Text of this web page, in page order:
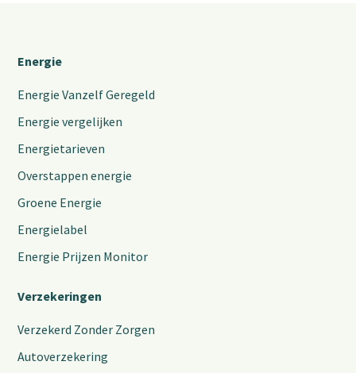
Energie
Energie Vanzelf Geregeld
Energie vergelijken
Energietarieven
Overstappen energie
Groene Energie
Energielabel
Energie Prijzen Monitor
Verzekeringen
Verzekerd Zonder Zorgen
Autoverzekering